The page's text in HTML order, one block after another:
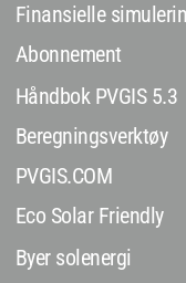
Finansielle
Abonnement
Håndbok PVGIS 5.3
Beregningsverktøy
PVGIS.COM
Eco Solar Friendly
Byer solenergi